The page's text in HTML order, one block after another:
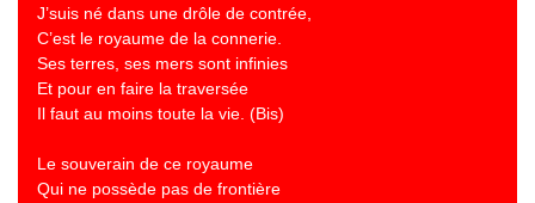
J’suis né dans une drôle de contrée,
C’est le royaume de la connerie.
Ses terres, ses mers sont infinies
Et pour en faire la traversée
Il faut au moins toute la vie. (Bis)
Le souverain de ce royaume
Qui ne possède pas de frontière